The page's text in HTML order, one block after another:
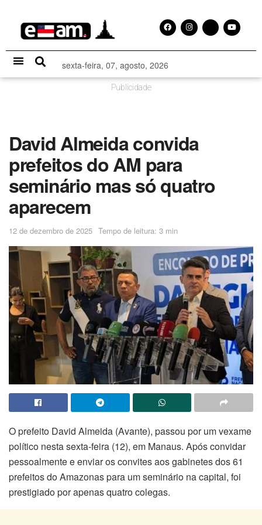
sexta-feira, 07, agosto, 2026
Publicidade
David Almeida convida
prefeitos do AM para
seminário mas só quatro
aparecem
12 de dezembro de 2025 Tempo de leitura: 3 min
O prefeito David Almeida (Avante), passou por um vexame
político nesta sexta-feira (12), em Manaus. Após convidar
pessoalmente e enviar os convites aos gabinetes dos 61
prefeitos do Amazonas para um seminário na capital, foi
prestigiado por apenas quatro colegas.